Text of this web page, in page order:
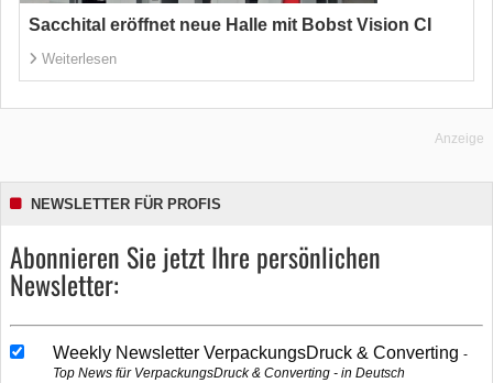
Sacchital eröffnet neue Halle mit Bobst Vision CI
Weiterlesen
Anzeige
NEWSLETTER FÜR PROFIS
Abonnieren Sie jetzt Ihre persönlichen
Newsletter:
Weekly Newsletter VerpackungsDruck & Converting
Top News für VerpackungsDruck & Converting - in Deutsch